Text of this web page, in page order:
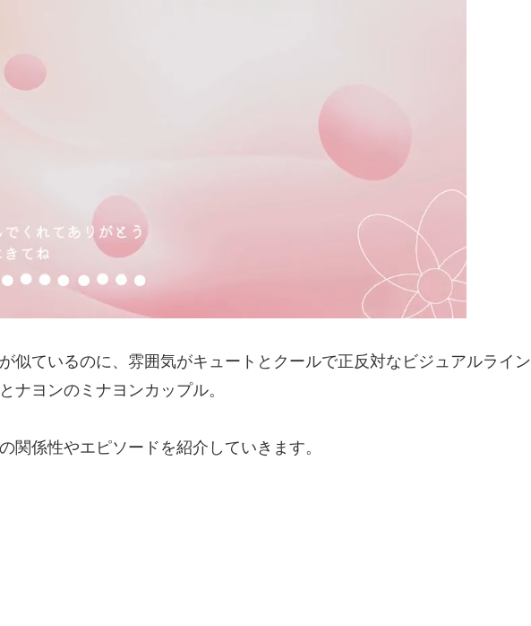
似ているのに、雰囲気がキュートとクールで正反対なビジュアルライン
ナヨンのミナヨンカップル。
関係性やエピソードを紹介していきます。